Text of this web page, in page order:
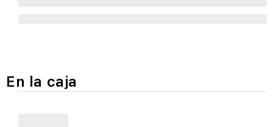
En la caja